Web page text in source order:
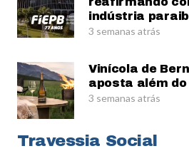
indústria
3 semanas atrás
Vinícola de
aposta além do
3 semanas atrás
Travessia Social